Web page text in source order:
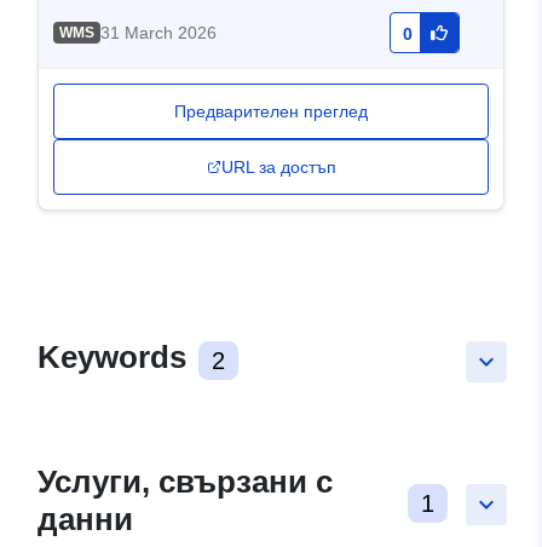
WMS 31 March 2026 0
Предварителен преглед
URL за достъп
keyboard_arrow_down
Keywords 2
keyboard_arrow_down
Услуги, свързани с
данни
1